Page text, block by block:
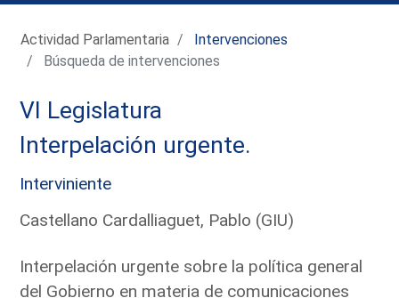
Actividad Parlamentaria
Intervenciones
Búsqueda de intervenciones
VI Legislatura
Interpelación urgente.
Interviniente
Castellano Cardalliaguet, Pablo (GIU)
Interpelación urgente sobre la política general
del Gobierno en materia de comunicaciones